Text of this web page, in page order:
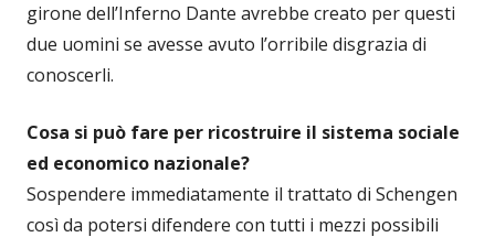
girone dell’Inferno Dante avrebbe creato per questi
due uomini se avesse avuto l’orribile disgrazia di
conoscerli.
Cosa si può fare per ricostruire il sistema sociale
ed economico nazionale?
Sospendere immediatamente il trattato di Schengen
così da potersi difendere con tutti i mezzi possibili